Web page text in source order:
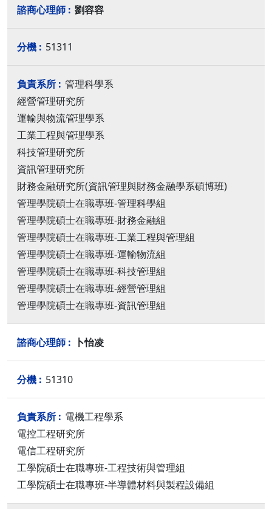
劉容容
51311
管理科學系
經營管理研究所
運輸與物流管理學系
工業工程與管理學系
科技管理研究所
資訊管理研究所
財務金融研究所(資訊管理與財務金融學系碩博班)
管理學院碩士在職專班-管理科學組
管理學院碩士在職專班-財務金融組
管理學院碩士在職專班-工業工程與管理組
管理學院碩士在職專班-運輸物流組
管理學院碩士在職專班-科技管理組
管理學院碩士在職專班-經營管理組
管理學院碩士在職專班-資訊管理組
卜怡凌
51310
電機工程學系
電控工程研究所
電信工程研究所
工學院碩士在職專班-工程技術與管理組
工學院碩士在職專班-半導體材料與製程設備組